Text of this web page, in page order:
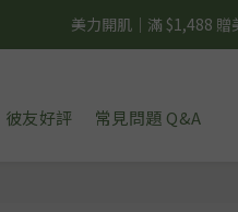
夏日輕補給｜500g 植物蛋
彼友好評 常見問題 Q&A